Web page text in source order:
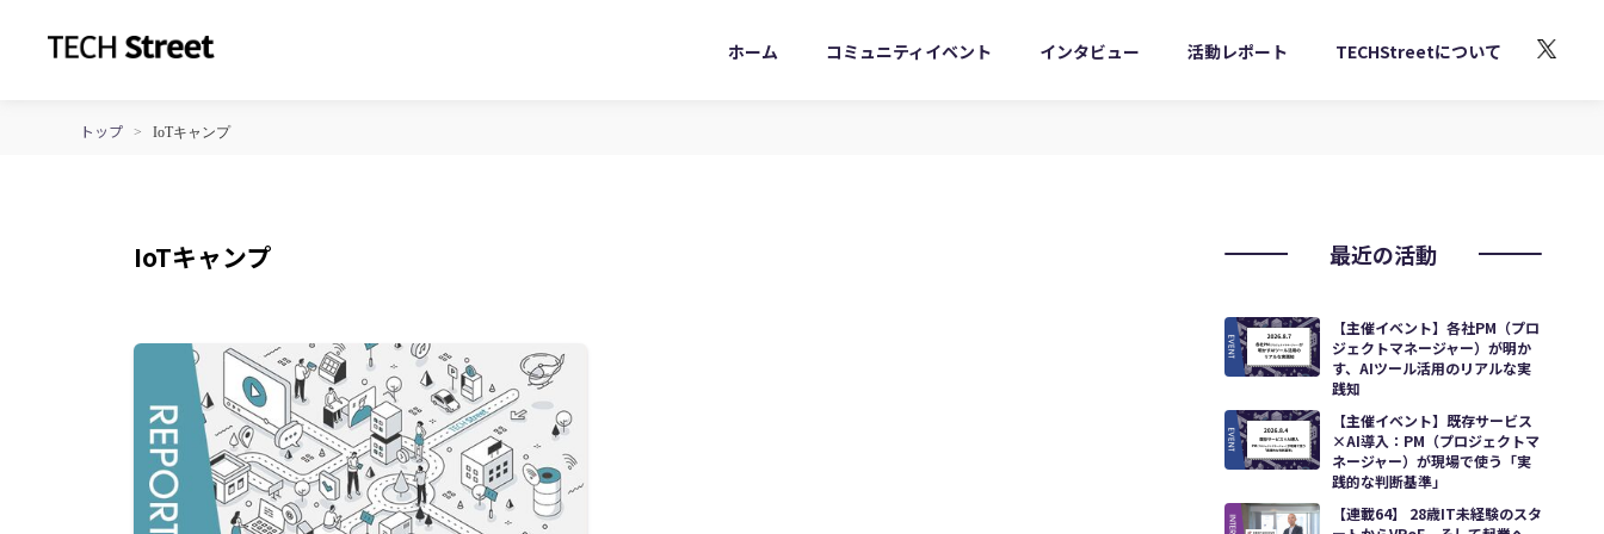
ホーム コミュニティイベント インタビュー 活動レポート TECHStreetについて
トップ > IoTキャンプ
IoTキャンプ 最近の活動
【主催イベント】各社PM（プロ
ジェクトマネージャー）が明か
す、AIツール活用のリアルな実
践知
【主催イベント】既存サービス
×AI導入：PM（プロジェクトマ
ネージャー）が現場で使う「実
践的な判断基準」
【連載64】 28歳IT未経験のスタ